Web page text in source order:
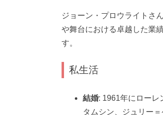
ジョーン・プロウライトさ
や舞台における卓越した業
す。
私生活
結婚: 1961年にローレ
タムシン、ジュリー